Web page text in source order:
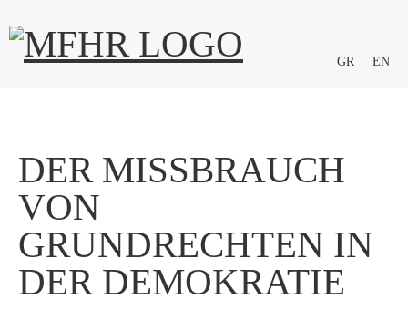
GR EN
DER MISSBRAUCH
VON
GRUNDRECHTEN IN
DER DEMOKRATIE